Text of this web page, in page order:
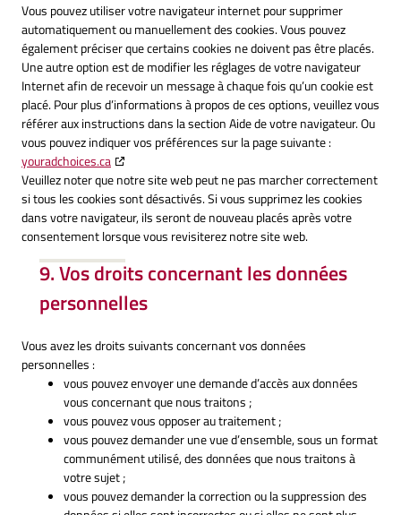
Vous pouvez utiliser votre navigateur internet pour supprimer
automatiquement ou manuellement des cookies. Vous pouvez
également préciser que certains cookies ne doivent pas être placés.
Une autre option est de modifier les réglages de votre navigateur
Internet afin de recevoir un message à chaque fois qu’un cookie est
placé. Pour plus d’informations à propos de ces options, veuillez vous
référer aux instructions dans la section Aide de votre navigateur. Ou
vous pouvez indiquer vos préférences sur la page suivante :
youradchoices.ca
Veuillez noter que notre site web peut ne pas marcher correctement
si tous les cookies sont désactivés. Si vous supprimez les cookies
dans votre navigateur, ils seront de nouveau placés après votre
consentement lorsque vous revisiterez notre site web.
9. Vos droits concernant les données
personnelles
Vous avez les droits suivants concernant vos données
personnelles :
vous pouvez envoyer une demande d’accès aux données
vous concernant que nous traitons ;
vous pouvez vous opposer au traitement ;
vous pouvez demander une vue d’ensemble, sous un format
communément utilisé, des données que nous traitons à
votre sujet ;
vous pouvez demander la correction ou la suppression des